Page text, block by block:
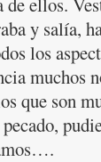
y salía,
los
muchos
que son